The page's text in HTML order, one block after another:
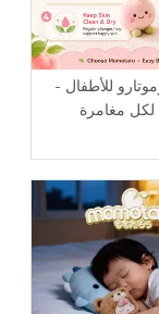
للأطفال -
لكل مغامرة